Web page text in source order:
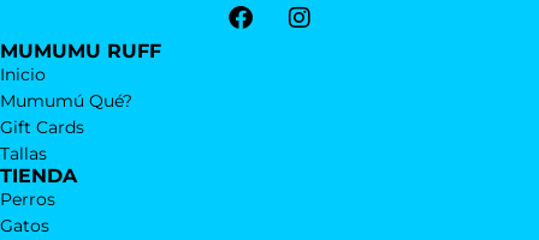
MUMUMU RUFF
Inicio
Mumumú Qué?
Gift Cards
Tallas
TIENDA
Perros
Gatos